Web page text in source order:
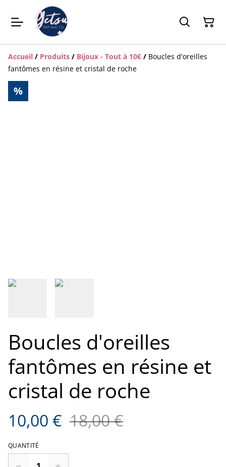
Accueil / Produits / Bijoux - Tout à 10€ / Boucles d'oreilles
fantômes en résine et cristal de roche
%
Boucles d'oreilles
fantômes en résine et
cristal de roche
10,00 € 18,00 €
QUANTITÉ